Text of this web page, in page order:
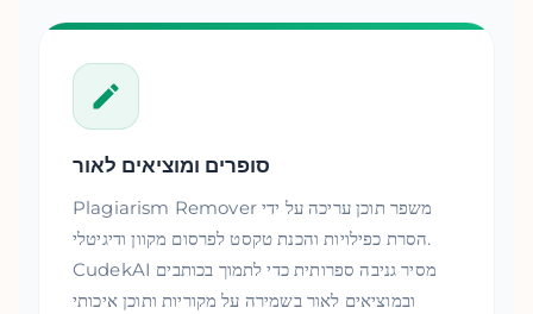
סופרים ומוציאים לאור
Plagiarism Remover משפר תוכן עריכה על ידי
הסרת כפילויות והכנת טקסט לפרסום מקוון ודיגיטלי.
CudekAI מסיר גניבה ספרותית כדי לתמוך בכותבים
ובמוציאים לאור בשמירה על מקוריות ותוכן איכותי